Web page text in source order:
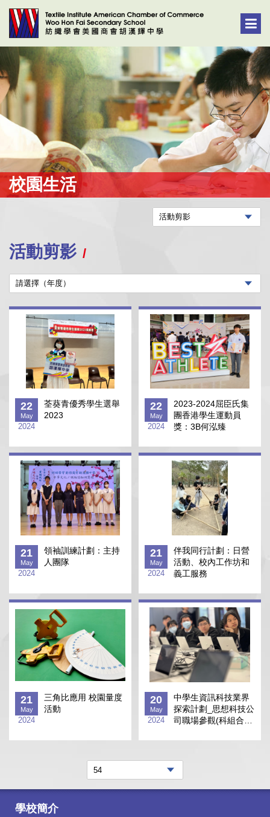
校園生活
活動剪影
22
May
2024
荃葵青優秀學生選舉
2023
22
May
2024
2023-2024屈臣氏集
團香港學生運動員
獎：3B何泓臻
21
May
2024
領袖訓練計劃：主持
人團隊
21
May
2024
伴我同行計劃：日營
活動、校內工作坊和
義工服務
21
May
2024
三角比應用 校園量度
活動
20
May
2024
中學生資訊科技業界
探索計劃_思想科技公
司職場參觀(科組合
學校簡介